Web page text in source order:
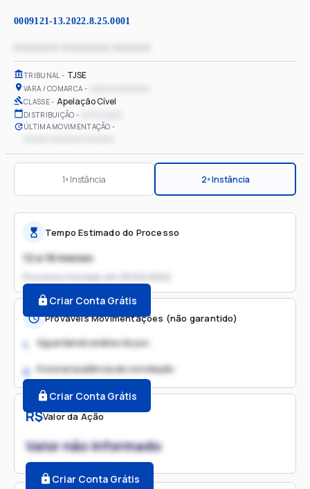
0009121-13.2022.8.25.0001
TRIBUNAL TJSE
VARA / COMARCA
CLASSE Apelação Cível
DISTRIBUIÇÃO
ÚLTIMA MOVIMENTAÇÃO
1ª Instância 2ª Instância
R$Valor da Ação
Valor não informado
Criar Conta Grátis
Tempo Estimado do Processo
12 a 18 meses
Processo iniciado em
Criar Conta Grátis
Prováveis Movimentações (não garantido)
1. Aguardando análise do juiz
2. Possível audiência de conciliação
Criar Conta Grátis